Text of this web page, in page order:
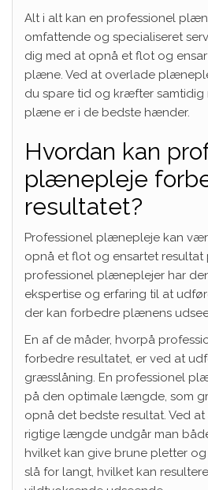
Alt i alt kan en professionel
omfattende og specialiseret
dig med at opnå et flot og
plæne. Ved at overlade
du spare tid og kræfter samtidig
plæne er i de bedste hænder.
Hvordan kan
plænepleje
resultatet?
Professionel plænepleje kan
opnå et flot og ensartet resultat
professionel plæneplejer har
ekspertise og erfaring til at
der kan forbedre plænens
En af de måder, hvorpå
forbedre resultatet, er ved at
græsslåning. En professionel
på den optimale længde, som
opnå det bedste resultat. Ved
rigtige længde undgår man
hvilket kan give brune pletter
slå for langt, hvilket kan